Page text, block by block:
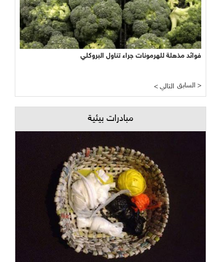
فوائد مذهلة للهرمونات جراء تناول البروكلي
< التالي السابق >
مبادرات بيئية